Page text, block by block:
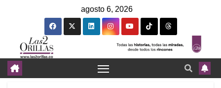
agosto 6, 2026